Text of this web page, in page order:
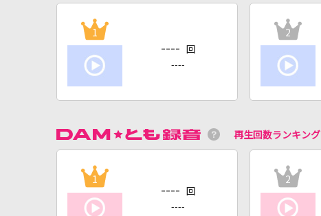
1
---- 回
----
2
再生回数ランキング
1
---- 回
----
2